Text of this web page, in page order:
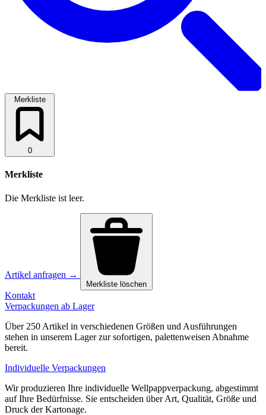
Merkliste
0
Merkliste
Die Merkliste ist leer.
Artikel anfragen →
Merkliste löschen
Kontakt
Verpackungen ab Lager
Über 250 Artikel in verschiedenen Größen und Ausführungen
stehen in unserem Lager zur sofortigen, palettenweisen Abnahme
bereit.
Individuelle Verpackungen
Wir produzieren Ihre individuelle Wellpappverpackung, abgestimmt
auf Ihre Bedürfnisse. Sie entscheiden über Art, Qualität, Größe und
Druck der Kartonage.